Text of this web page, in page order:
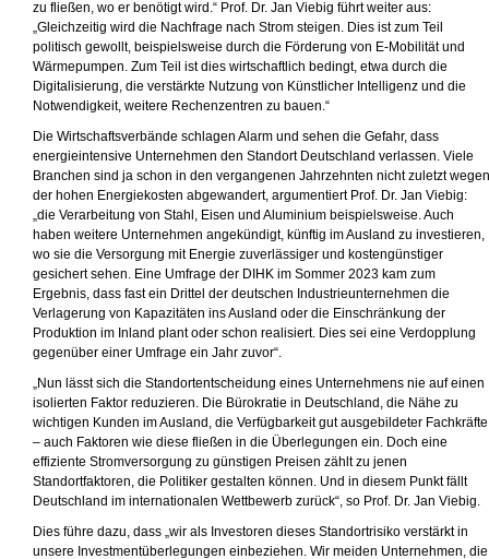
zu fließen, wo er benötigt wird.“ Prof. Dr. Jan Viebig führt weiter aus:
„Gleichzeitig wird die Nachfrage nach Strom steigen. Dies ist zum Teil
politisch gewollt, beispielsweise durch die Förderung von E-Mobilität und
Wärmepumpen. Zum Teil ist dies wirtschaftlich bedingt, etwa durch die
Digitalisierung, die verstärkte Nutzung von Künstlicher Intelligenz und die
Notwendigkeit, weitere Rechenzentren zu bauen.“
Die Wirtschaftsverbände schlagen Alarm und sehen die Gefahr, dass
energieintensive Unternehmen den Standort Deutschland verlassen. Viele
Branchen sind ja schon in den vergangenen Jahrzehnten nicht zuletzt wegen
der hohen Energiekosten abgewandert, argumentiert Prof. Dr. Jan Viebig:
„die Verarbeitung von Stahl, Eisen und Aluminium beispielsweise. Auch
haben weitere Unternehmen angekündigt, künftig im Ausland zu investieren,
wo sie die Versorgung mit Energie zuverlässiger und kostengünstiger
gesichert sehen. Eine Umfrage der DIHK im Sommer 2023 kam zum
Ergebnis, dass fast ein Drittel der deutschen Industrieunternehmen die
Verlagerung von Kapazitäten ins Ausland oder die Einschränkung der
Produktion im Inland plant oder schon realisiert. Dies sei eine Verdopplung
gegenüber einer Umfrage ein Jahr zuvor“.
„Nun lässt sich die Standortentscheidung eines Unternehmens nie auf einen
isolierten Faktor reduzieren. Die Bürokratie in Deutschland, die Nähe zu
wichtigen Kunden im Ausland, die Verfügbarkeit gut ausgebildeter Fachkräfte
– auch Faktoren wie diese fließen in die Überlegungen ein. Doch eine
effiziente Stromversorgung zu günstigen Preisen zählt zu jenen
Standortfaktoren, die Politiker gestalten können. Und in diesem Punkt fällt
Deutschland im internationalen Wettbewerb zurück“, so Prof. Dr. Jan Viebig.
Dies führe dazu, dass „wir als Investoren dieses Standortrisiko verstärkt in
unsere Investmentüberlegungen einbeziehen. Wir meiden Unternehmen, die